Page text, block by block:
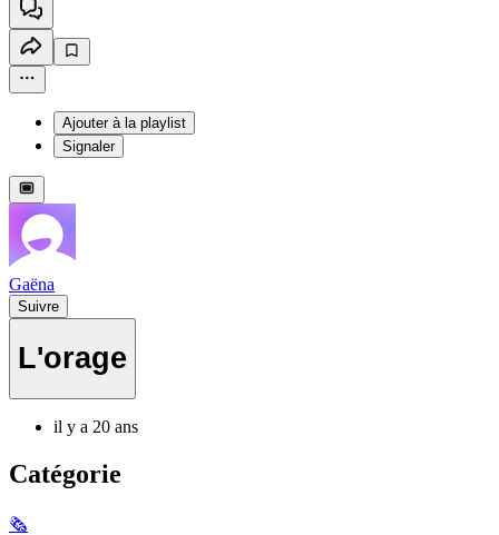
Ajouter à la playlist
Signaler
Gaëna
Suivre
L'orage
il y a 20 ans
Catégorie
🗞